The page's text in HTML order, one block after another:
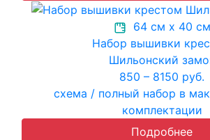
64 см х 40 см
Набор вышивки
Шильонский
850 – 8150 руб.
схема / полный набор в
комплектации
Подробнее